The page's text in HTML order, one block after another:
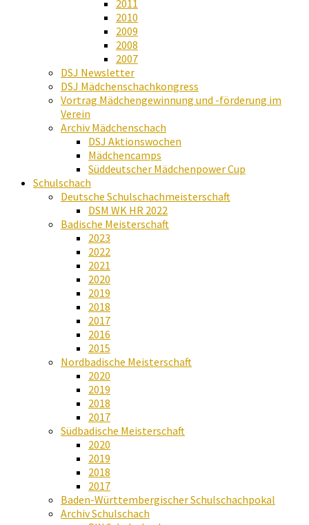
2011
2010
2009
2008
2007
DSJ Newsletter
DSJ Mädchenschachkongress
Vortrag Mädchengewinnung und -förderung im
Verein
Archiv Mädchenschach
DSJ Aktionswochen
Mädchencamps
Süddeutscher Mädchenpower Cup
Schulschach
Deutsche Schulschachmeisterschaft
DSM WK HR 2022
Badische Meisterschaft
2023
2022
2021
2020
2019
2018
2017
2016
2015
Nordbadische Meisterschaft
2020
2019
2018
2017
Südbadische Meisterschaft
2020
2019
2018
2017
Baden-Württembergischer Schulschachpokal
Archiv Schulschach